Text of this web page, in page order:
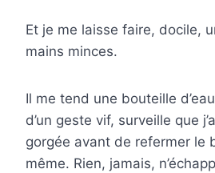
Et je me laisse faire, docile,
mains minces.
Il me tend une bouteille
d’un geste vif, surveille que
gorgée avant de refermer le
même. Rien, jamais,